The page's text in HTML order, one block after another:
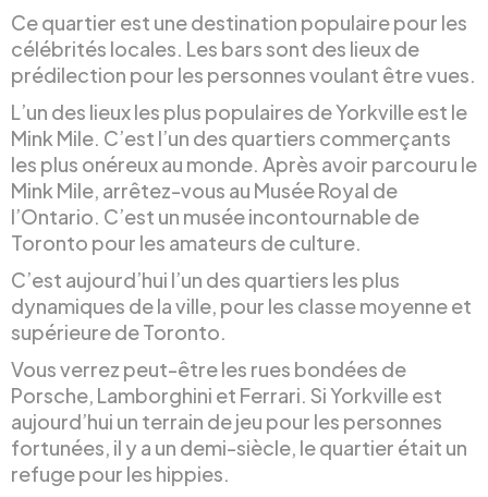
Ce quartier est une destination populaire pour les
célébrités locales. Les bars sont des lieux de
prédilection pour les personnes voulant être vues.
L’un des lieux les plus populaires de Yorkville est le
Mink Mile. C’est l’un des quartiers commerçants
les plus onéreux au monde. Après avoir parcouru le
Mink Mile, arrêtez-vous au Musée Royal de
l’Ontario. C’est un musée incontournable de
Toronto pour les amateurs de culture.
C’est aujourd’hui l’un des quartiers les plus
dynamiques de la ville, pour les classe moyenne et
supérieure de Toronto.
Vous verrez peut-être les rues bondées de
Porsche, Lamborghini et Ferrari. Si Yorkville est
aujourd’hui un terrain de jeu pour les personnes
fortunées, il y a un demi-siècle, le quartier était un
refuge pour les hippies.